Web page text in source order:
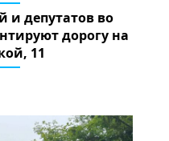
и депутатов во
дорогу на
11